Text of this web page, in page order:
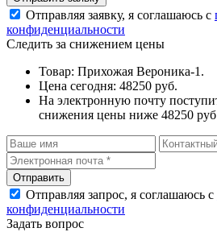
Отправляя заявку, я соглашаюсь с
конфиденциальности
Следить за снижением цены
Товар: Прихожая Вероника-1.
Цена сегодня: 48250 руб.
На электронную почту
снижения цены ниже 48250
Отправляя запрос, я соглашаюсь с
конфиденциальности
Задать вопрос